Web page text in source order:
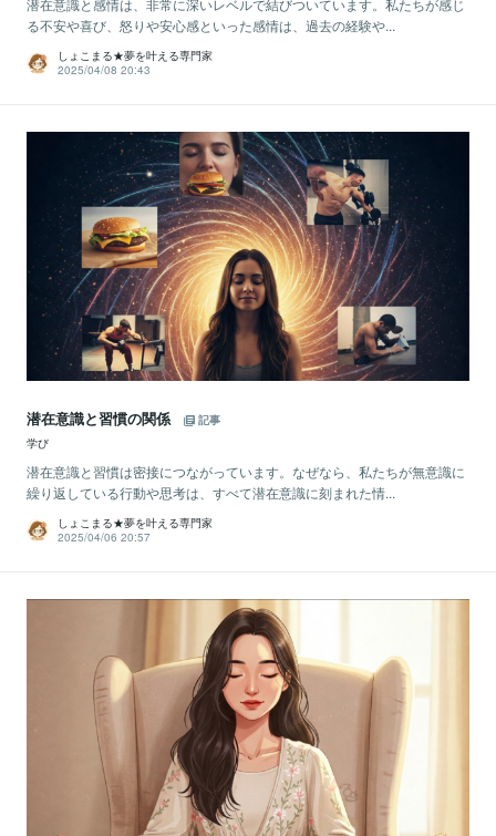
潜在意識と感情は、非常に深いレベルで結びついています。私たちが感じ
る不安や喜び、怒りや安心感といった感情は、過去の経験や...
しょこまる★夢を叶える専門家
2025/04/08 20:43
潜在意識と習慣の関係
記事
学び
潜在意識と習慣は密接につながっています。なぜなら、私たちが無意識に
繰り返している行動や思考は、すべて潜在意識に刻まれた情...
しょこまる★夢を叶える専門家
2025/04/06 20:57